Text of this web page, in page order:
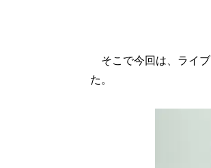
そこで今回は、ライブ
た。